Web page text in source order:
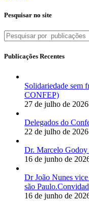
Pesquisar no site
Publicações Recentes
Solidariedade sem
CONFEP)
27 de julho de 2026
Delegados do
22 de julho de 2026
Dr. Marcelo Godoy
16 de junho de
Dr João Nunes
são
16 de junho de